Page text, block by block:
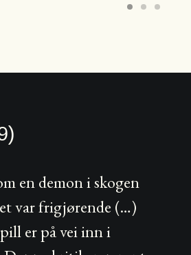
en demon i skogen
var frigjørende (…)
er på vei inn i